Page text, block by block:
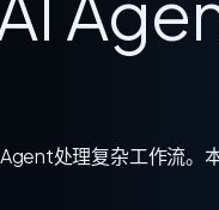
处理复杂工作流